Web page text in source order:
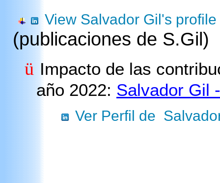
View Salvador Gil's profile
(publicaciones de S.Gil)
ü Impacto de las
año 2022: Salvador Gil
Ver Perfil de